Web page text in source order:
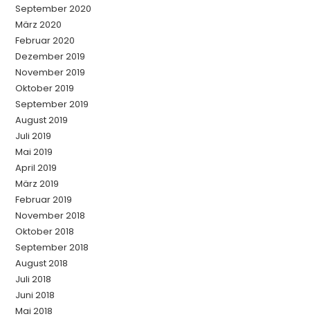
September 2020
März 2020
Februar 2020
Dezember 2019
November 2019
Oktober 2019
September 2019
August 2019
Juli 2019
Mai 2019
April 2019
März 2019
Februar 2019
November 2018
Oktober 2018
September 2018
August 2018
Juli 2018
Juni 2018
Mai 2018